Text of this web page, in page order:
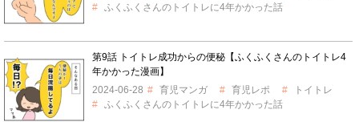
ふくふくさんのトイトレに4年かかった話
第9話 トイトレ成功からの便秘【ふくふくさんのトイトレ4
年かかった漫画】
2024-06-28
育児マンガ 育児レポ
トイトレ
ふくふくさんのトイトレに4年かかった話